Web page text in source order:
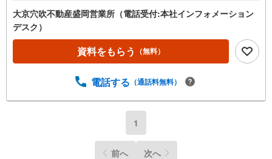
大京穴吹不動産盛岡営業所（電話受付:本社インフォメーション
デスク）
資料をもらう （無料）
電話する （通話料無料）
1
前へ 次へ